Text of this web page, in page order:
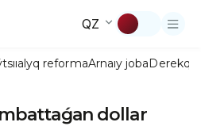
QZ
reformaArnaıy jobaDerekqor
dollar